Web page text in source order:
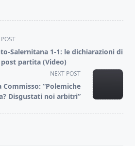
Salernitana 1-1: le dichiarazioni di
partita (Video)
NEXT POST
Commisso: “Polemiche
Disgustati noi arbitri”